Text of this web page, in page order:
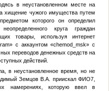
в неустановленном месте на
хищение чужого имущества путем
которого он определил
круга граждан
товары, используя интернет
с аккаунтом «chemod_msk» с
переводов денежных средств на
действий.
в неустановленное время, но не
Земцов В.А. приискалФИО7
намерениях, которую ввел в